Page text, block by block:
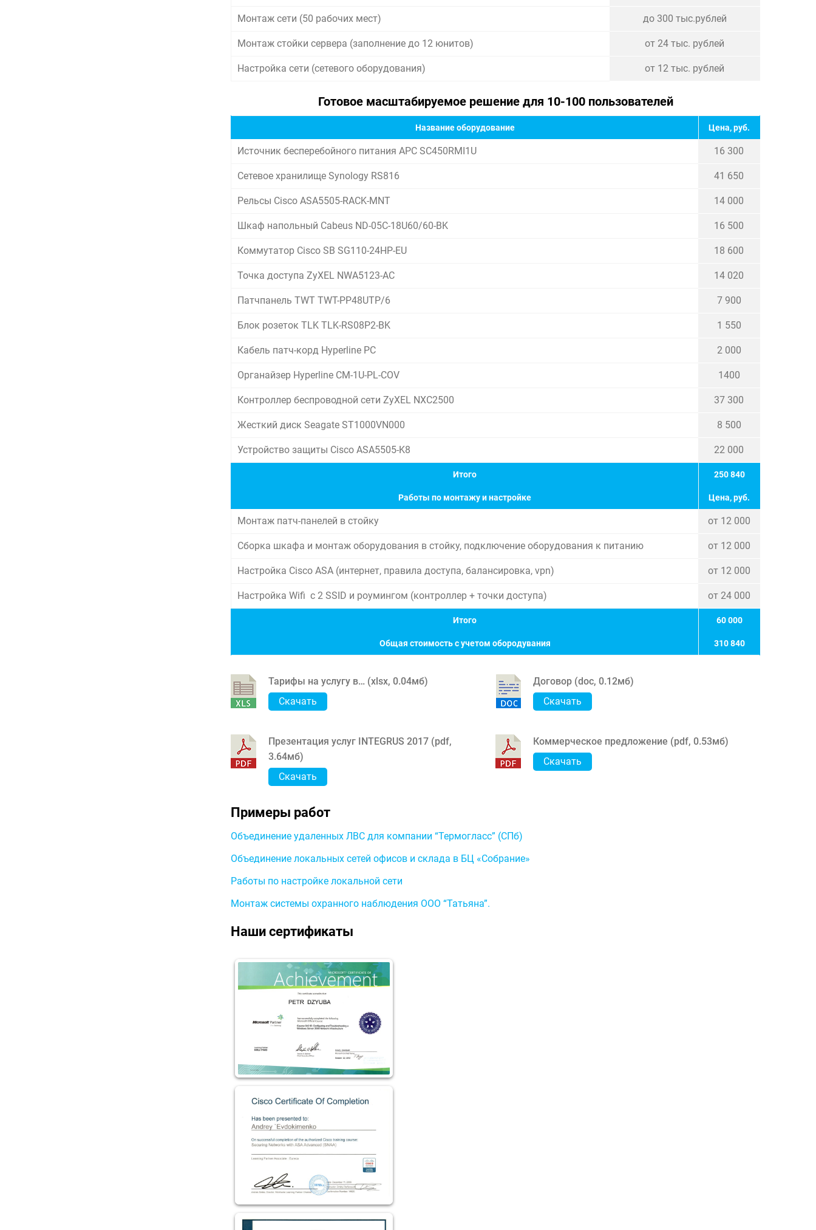
Монтаж сети (50 рабочих мест) до 300 тыс.рублей
Монтаж стойки сервера (заполнение до 12 юнитов) от 24 тыс. рублей
Настройка сети (сетевого оборудования) от 12 тыс. рублей
Готовое масштабируемое решение для 10-100 пользователей
Название оборудование Цена, руб.
Источник бесперебойного питания APC SC450RMI1U 16 300
Сетевое хранилище Synology RS816 41 650
Рельсы Cisco ASA5505-RACK-MNT 14 000
Шкаф напольный Cabeus ND-05C-18U60/60-BK 16 500
Коммутатор Cisco SB SG110-24HP-EU 18 600
Точка доступа ZyXEL NWA5123-AC 14 020
Патчпанель TWT TWT-PP48UTP/6 7 900
Блок розеток TLK TLK-RS08P2-BK 1 550
Кабель патч-корд Hyperline PC 2 000
Органайзер Hyperline CM-1U-PL-COV 1400
Контроллер беспроводной сети ZyXEL NXC2500 37 300
Жесткий диск Seagate ST1000VN000 8 500
Устройство защиты Cisco ASA5505-K8 22 000
Итого 250 840
Работы по монтажу и настройке Цена, руб.
Монтаж патч-панелей в стойку от 12 000
Сборка шкафа и монтаж оборудования в стойку, подключение оборудования к питанию от 12 000
Настройка Cisco ASA (интернет, правила доступа, балансировка, vpn) от 12 000
Настройка Wifi с 2 SSID и роумингом (контроллер + точки доступа) от 24 000
Итого 60 000
Общая стоимость с учетом обородувания 310 840
Тарифы на услугу в… (xlsx, 0.04мб)
Скачать
Договор (doc, 0.12мб)
Скачать
Презентация услуг INTEGRUS 2017 (pdf,
3.64мб)
Скачать
Коммерческое предложение (pdf, 0.53мб)
Скачать
Примеры работ
Объединение удаленных ЛВС для компании “Термогласс” (СПб)
Объединение локальных сетей офисов и склада в БЦ «Собрание»
Работы по настройке локальной сети
Монтаж системы охранного наблюдения ООО “Татьяна”.
Наши сертификаты